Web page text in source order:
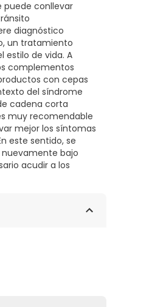
puede conllevar
diagnóstico
un tratamiento
estilo de vida. A
complementos
con cepas
del síndrome
cadena corta
muy recomendable
mejor los síntomas
este sentido, se
bajo
acudir a los